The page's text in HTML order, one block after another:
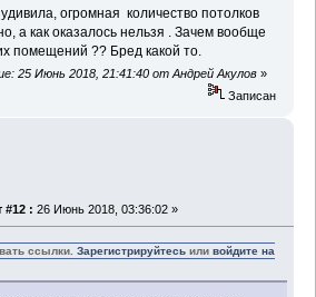
огромная количество потолков
а как оказалось нельзя . Зачем вообще
помещений ?? Бред какой то.
25 Июнь 2018, 21:41:40 от Андрей Акулов »
Записан
#12 : 26 Июнь 2018, 03:36:02 »
ссылки.Зарегистрируйтесь иливойдите на